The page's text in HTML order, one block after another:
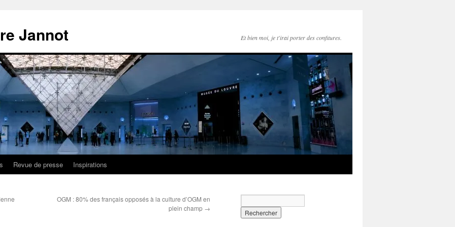
Jannot Et bien moi, je t'irai porter des confitures.
Revue de presse Inspirations
OGM : 80% des français opposés à la culture d’OGM en
plein champ →